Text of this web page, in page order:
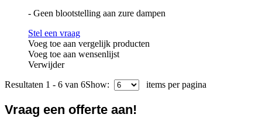
- Geen blootstelling aan zure dampen
Stel een vraag
Voeg toe aan vergelijk producten
Voeg toe aan wensenlijst
Verwijder
Resultaten 1 - 6 van 6Show: items per pagina
Vraag een offerte aan!